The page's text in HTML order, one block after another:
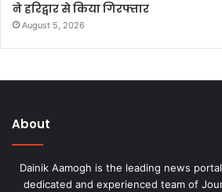
ने हरिद्वार से किया गिरफ्तार
August 5, 2026
About
Dainik Aamogh is the leading news
dedicated and experienced team of